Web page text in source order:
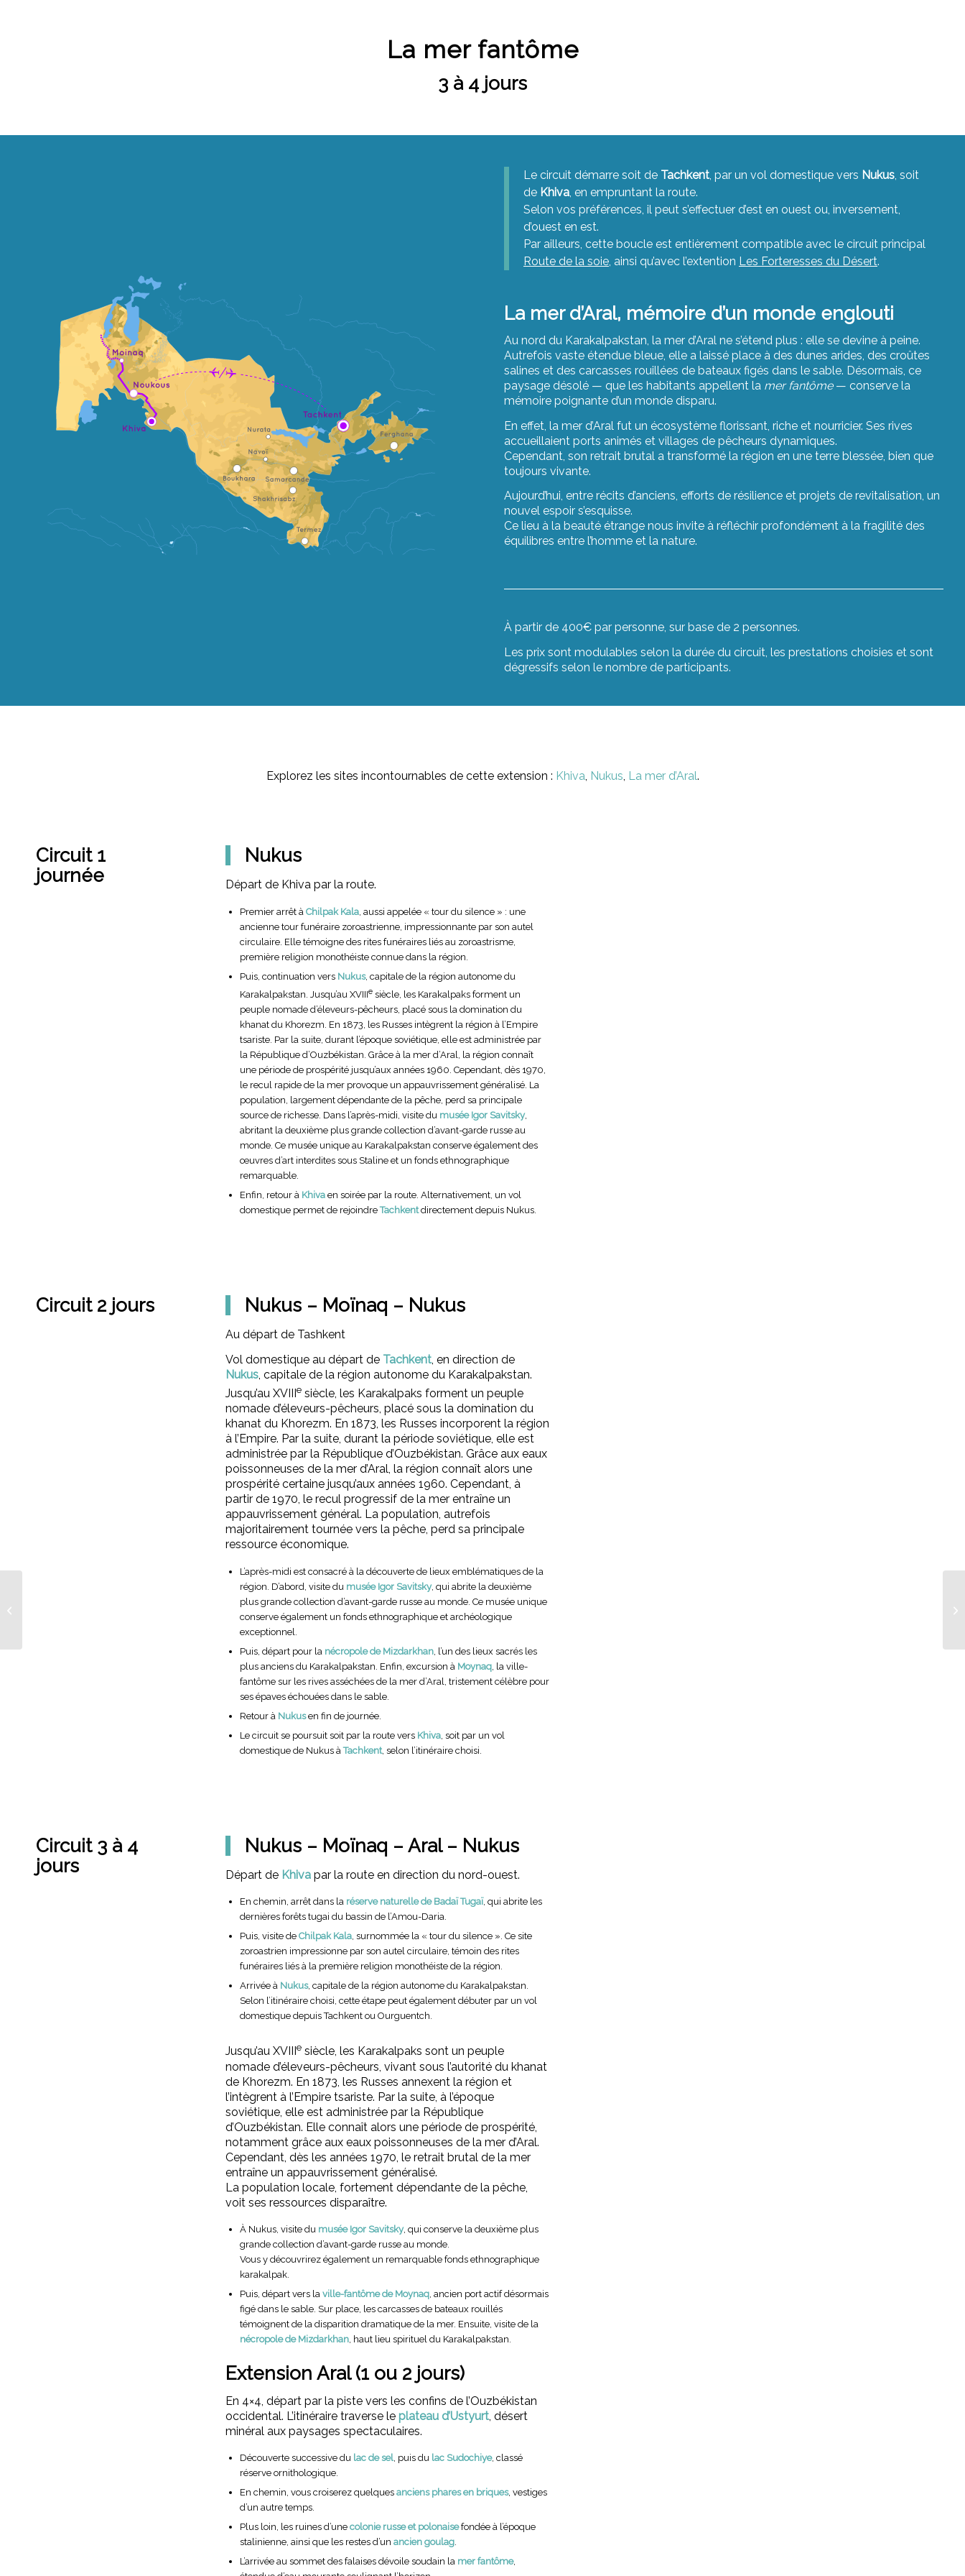
La mer fantôme
3 à 4 jours
Le circuit démarre soit de Tachkent , par un vol domestique vers Nukus , soit
de Khiva , en empruntant la route.
Selon vos préférences, il peut s’effectuer d’est en ouest ou, inversement,
d’ouest en est.
Par ailleurs, cette boucle est entièrement compatible avec le circuit principal
Route de la soie , ainsi qu’avec l’extention Les Forteresses du Désert.
La mer d’Aral, mémoire d’un monde englouti
Au nord du Karakalpakstan, la mer d’Aral ne s’étend plus : elle se devine à peine.
Autrefois vaste étendue bleue, elle a laissé place à des dunes arides, des croûtes
salines et des carcasses rouillées de bateaux figés dans le sable. Désormais, ce
paysage désolé — que les habitants appellent la mer fantôme— conserve la
mémoire poignante d’un monde disparu.
En effet, la mer d’Aral fut un écosystème florissant, riche et nourricier. Ses rives
accueillaient ports animés et villages de pêcheurs dynamiques.
Cependant, son retrait brutal a transformé la région en une terre blessée, bien que
toujours vivante.
Aujourd’hui, entre récits d’anciens, efforts de résilience et projets de revitalisation, un
nouvel espoir s’esquisse.
Ce lieu à la beauté étrange nous invite à réfléchir profondément à la fragilité des
équilibres entre l’homme et la nature.
À partir de 400€ par personne, sur base de 2 personnes.
Les prix sont modulables selon la durée du circuit, les prestations choisies et sont
dégressifs selon le nombre de participants.
Explorez les sites incontournables de cette extension : Khiva Nukus La mer d’Aral.
Circuit 1
journée
Nukus
Départ de Khiva par la route.
Premier arrêt à Chilpak Kala, aussi appelée « tour du silence » : une
ancienne tour funéraire zoroastrienne, impressionnante par son autel
circulaire. Elle témoigne des rites funéraires liés au zoroastrisme,
première religion monothéiste connue dans la région.
Puis, continuation vers Nukus, capitale de la région autonome du
Karakalpakstan. Jusqu’au XVIIIesiècle, les Karakalpaks forment un
peuple nomade d’éleveurs-pêcheurs, placé sous la domination du
khanat du Khorezm. En 1873, les Russes intègrent la région à l’Empire
tsariste. Par la suite, durant l’époque soviétique, elle est administrée par
la République d’Ouzbékistan. Grâce à la mer d’Aral, la région connaît
une période de prospérité jusqu’aux années 1960. Cependant, dès 1970,
le recul rapide de la mer provoque un appauvrissement généralisé. La
population, largement dépendante de la pêche, perd sa principale
source de richesse. Dans l’après-midi, visite du musée Igor Savitsky,
abritant la deuxième plus grande collection d’avant-garde russe au
monde. Ce musée unique au Karakalpakstan conserve également des
œuvres d’art interdites sous Staline et un fonds ethnographique
remarquable.
Enfin, retour à Khivaen soirée par la route. Alternativement, un vol
domestique permet de rejoindreTachkentdirectement depuis Nukus.
Circuit 2 jours Nukus – Moïnaq – Nukus
Au départ de Tashkent
Vol domestique au départ de Tachkent, en direction de
Nukus, capitale de la région autonome du Karakalpakstan.
Jusqu’au XVIIIesiècle, les Karakalpaks forment un peuple
nomade d’éleveurs-pêcheurs, placé sous la domination du
khanat du Khorezm. En 1873, les Russes incorporent la région
à l’Empire. Par la suite, durant la période soviétique, elle est
administrée par la République d’Ouzbékistan. Grâce aux eaux
poissonneuses de la mer d’Aral, la région connaît alors une
prospérité certaine jusqu’aux années 1960. Cependant, à
partir de 1970, le recul progressif de la mer entraîne un
appauvrissement général. La population, autrefois
majoritairement tournée vers la pêche, perd sa principale
ressource économique.
L’après-midi est consacré à la découverte de lieux emblématiques de la
région. D’abord, visite du musée Igor Savitsky, qui abrite la deuxième
plus grande collection d’avant-garde russe au monde. Ce musée unique
conserve également un fonds ethnographique et archéologique
exceptionnel.
Puis, départ pour la nécropole de Mizdarkhan, l’un des lieux sacrés les
plus anciens du Karakalpakstan. Enfin, excursion à Moynaq, la ville-
fantôme sur les rives asséchées de la mer d’Aral, tristement célèbre pour
ses épaves échouées dans le sable.
Retour à Nukusen fin de journée.
Le circuit se poursuit soit par la route vers Khiva, soit par un vol
domestique de Nukus àTachkent, selon l’itinéraire choisi.
Circuit 3 à 4
jours
Nukus – Moïnaq – Aral – Nukus
Départ de Khivapar la route en direction du nord-ouest.
En chemin, arrêt dans la réserve naturelle de Badaï Tugaï, qui abrite les
dernières forêts tugai du bassin de l’Amou-Daria.
Puis, visite de Chilpak Kala, surnommée la « tour du silence ». Ce site
zoroastrien impressionne par son autel circulaire, témoin des rites
funéraires liés à la première religion monothéiste de la région.
Arrivée à Nukus, capitale de la région autonome du Karakalpakstan.
Selon l’itinéraire choisi, cette étape peut également débuter par un vol
domestique depuis Tachkent ou Ourguentch.
Jusqu’au XVIII esiècle, les Karakalpaks sont un peuple
nomade d’éleveurs-pêcheurs, vivant sous l’autorité du khanat
de Khorezm. En 1873, les Russes annexent la région et
l’intègrent à l’Empire tsariste. Par la suite, à l’époque
soviétique, elle est administrée par la République
d’Ouzbékistan. Elle connaît alors une période de prospérité,
notamment grâce aux eaux poissonneuses de la mer d’Aral.
Cependant, dès les années 1970, le retrait brutal de la mer
entraîne un appauvrissement généralisé.
La population locale, fortement dépendante de la pêche,
voit ses ressources disparaître.
À Nukus, visite du musée Igor Savitsky, qui conserve la deuxième plus
grande collection d’avant-garde russe au monde.
Vous y découvrirez également un remarquable fonds ethnographique
karakalpak.
Puis, départ vers la ville-fantôme de Moynaq, ancien port actif désormais
figé dans le sable. Sur place, les carcasses de bateaux rouillés
témoignent de la disparition dramatique de la mer. Ensuite, visite de la
nécropole de Mizdarkhan, haut lieu spirituel du Karakalpakstan.
Extension Aral (1 ou 2 jours)
En 4×4, départ par la piste vers les confins de l’Ouzbékistan
occidental. L’itinéraire traverse le plateau d’Ustyurt, désert
minéral aux paysages spectaculaires.
Découverte successive du lac de sel, puis du lac Sudochiye, classé
réserve ornithologique.
En chemin, vous croiserez quelques anciens phares en briques, vestiges
d’un autre temps.
Plus loin, les ruines d’une colonie russe et polonaisefondée à l’époque
stalinienne, ainsi que les restes d’un ancien goulag.
L’arrivée au sommet des falaises dévoile soudain la mer fantôme,